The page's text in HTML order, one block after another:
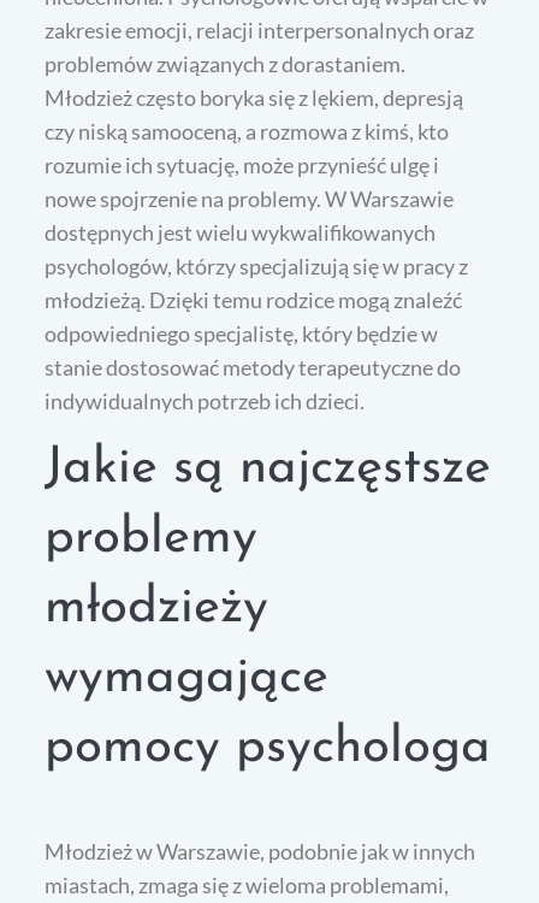
zakresie emocji, relacji interpersonalnych oraz
problemów związanych z dorastaniem.
Młodzież często boryka się z lękiem, depresją
czy niską samooceną, a rozmowa z kimś, kto
rozumie ich sytuację, może przynieść ulgę i
nowe spojrzenie na problemy. W Warszawie
dostępnych jest wielu wykwalifikowanych
psychologów, którzy specjalizują się w pracy z
młodzieżą. Dzięki temu rodzice mogą znaleźć
odpowiedniego specjalistę, który będzie w
stanie dostosować metody terapeutyczne do
indywidualnych potrzeb ich dzieci.
Jakie są najczęstsze
problemy
młodzieży
wymagające
pomocy psychologa
Młodzież w Warszawie, podobnie jak w innych
miastach, zmaga się z wieloma problemami,